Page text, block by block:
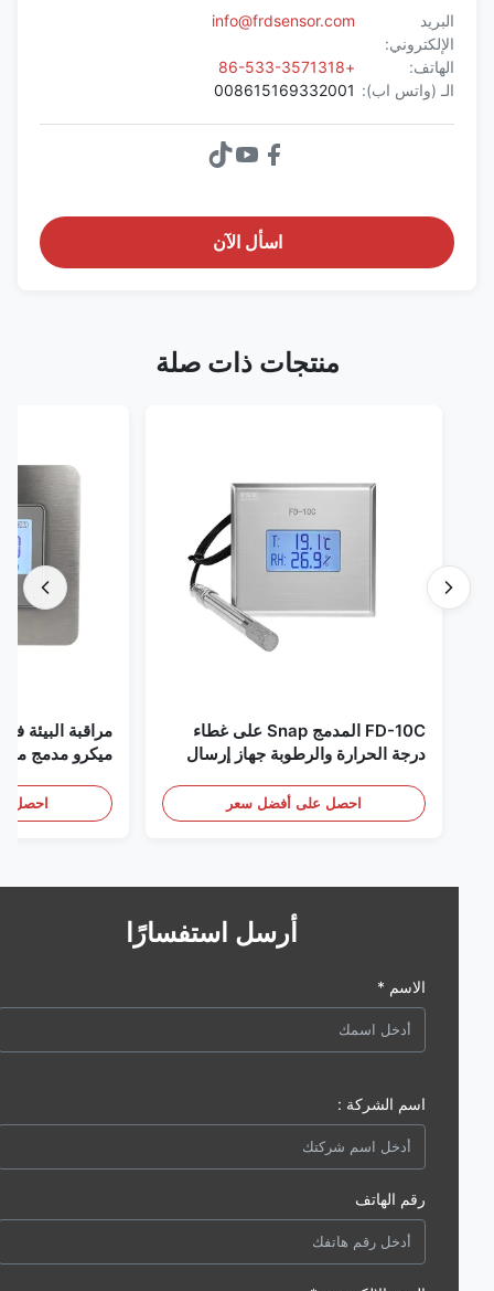
الإلكتروني:
info@frdsensor.com
الهاتف:
الـ (واتس اب): 008615169332001
اسأل الآن
منتجات ذات صلة
FD-10C المدمج Snap على غطاء
درجة الحرارة والرطوبة جهاز إرسال
احصل على أفضل سعر
مراقبة البيئة في
ميكرو مدمج من
الكشف عن الأبخرة
احصل على
أرسل استفسارًا
الاسم *
اسم الشركة :
رقم الهاتف